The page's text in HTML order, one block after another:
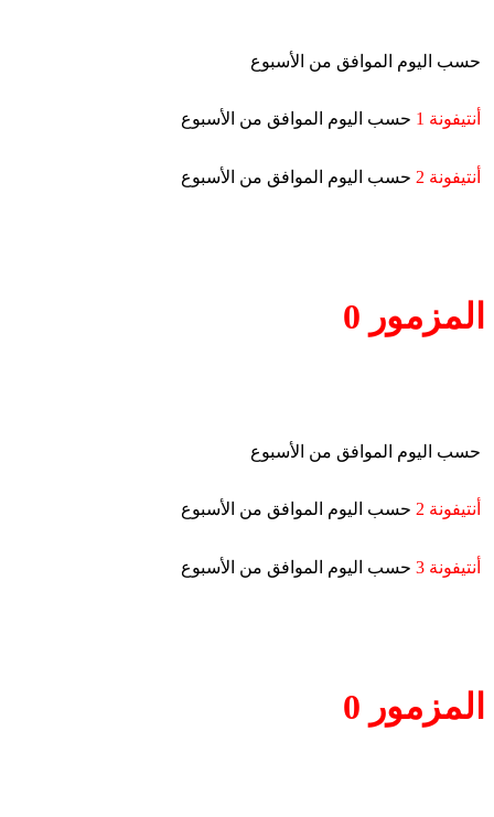
حسب اليوم الموافق من الأسبوع
أنتيفونة 1 حسب اليوم الموافق من الأسبوع
أنتيفونة 2 حسب اليوم الموافق من الأسبوع
المزمور 0
حسب اليوم الموافق من الأسبوع
أنتيفونة 2 حسب اليوم الموافق من الأسبوع
أنتيفونة 3 حسب اليوم الموافق من الأسبوع
المزمور 0